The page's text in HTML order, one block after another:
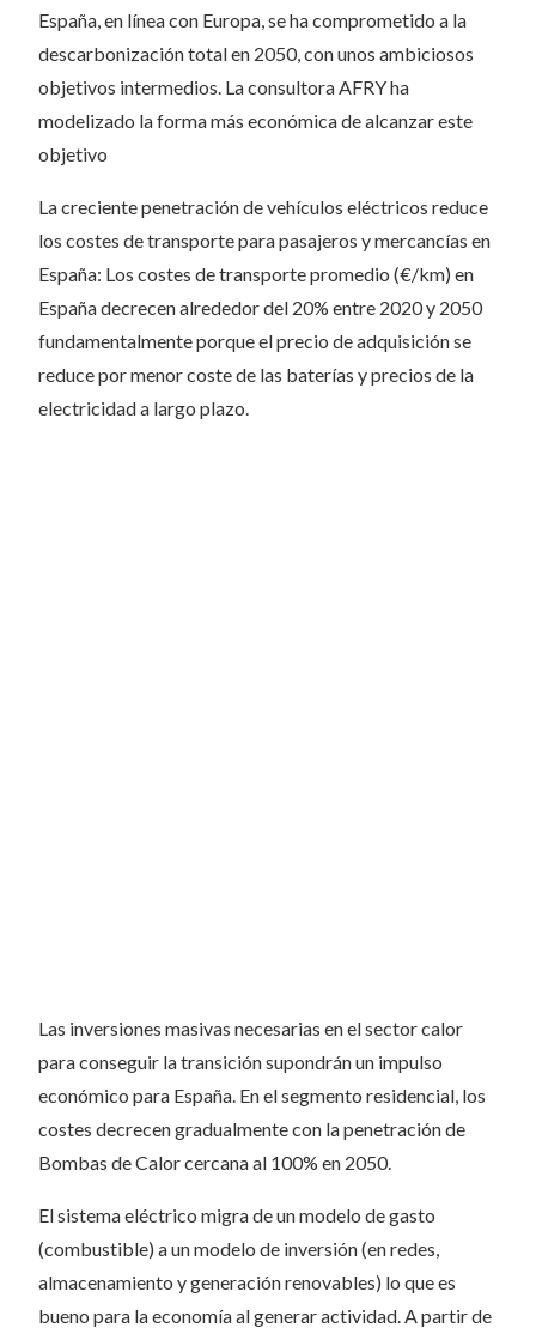
España, en línea con Europa, se ha comprometido a la
descarbonización total en 2050, con unos ambiciosos
objetivos intermedios. La consultora AFRY ha
modelizado la forma más económica de alcanzar este
objetivo
La creciente penetración de vehículos eléctricos reduce
los costes de transporte para pasajeros y mercancías en
España: Los costes de transporte promedio (€/km) en
España decrecen alrededor del 20% entre 2020 y 2050
fundamentalmente porque el precio de adquisición se
reduce por menor coste de las baterías y precios de la
electricidad a largo plazo.
Las inversiones masivas necesarias en el sector calor
para conseguir la transición supondrán un impulso
económico para España. En el segmento residencial, los
costes decrecen gradualmente con la penetración de
Bombas de Calor cercana al 100% en 2050.
El sistema eléctrico migra de un modelo de gasto
(combustible) a un modelo de inversión (en redes,
almacenamiento y generación renovables) lo que es
bueno para la economía al generar actividad. A partir de